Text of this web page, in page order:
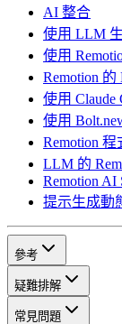
AI 整合
使用 LLM
使用
Remotion 的
使用 Claude
使用
Remotion
LLM 的
Remotion AI
提示生成動
參考
疑難排解
常見問題